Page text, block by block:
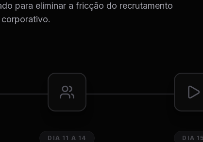
para eliminar a fricção do recrutamento
DIA 11 A 14 DIA 15